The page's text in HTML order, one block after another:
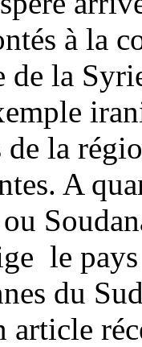
à la
de la
de la
A
le pays
du
article